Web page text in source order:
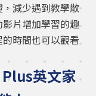
減少遇到教學散
片增加學習的趣
時間也可以觀看
英文家